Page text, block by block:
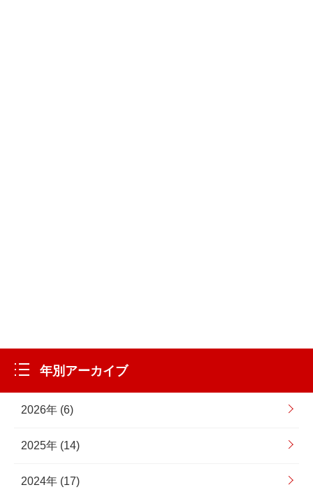
年別アーカイブ
2026年 (6)
2025年 (14)
2024年 (17)